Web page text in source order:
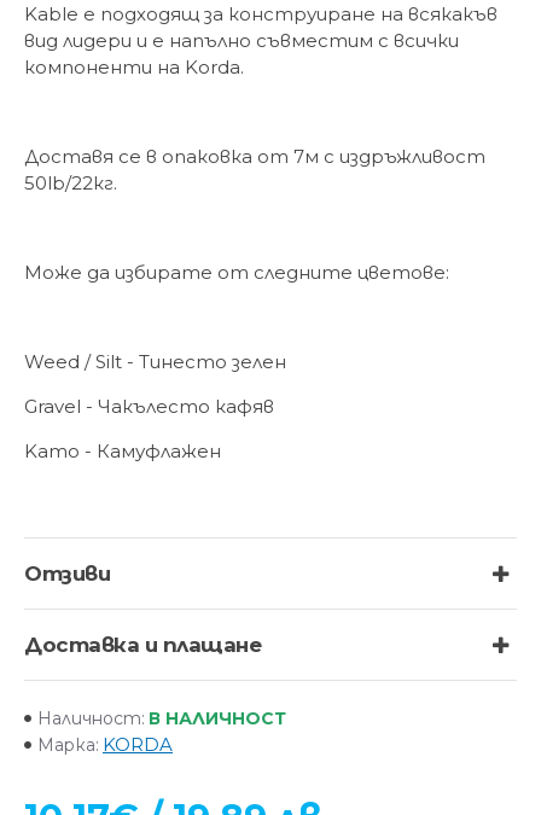
Kable е подходящ за конструиране на всякакъв
вид лидери и е напълно съвместим с всички
компоненти на Korda.
Доставя се в опаковка от 7м с издръжливост
50lb/22кг.
Може да избирате от следните цветове:
Weed / Silt - Тинесто зелен
Gravel - Чакълесто кафяв
Kamo - Камуфлажен
Отзиви
Доставка и плащане
Наличност: В НАЛИЧНОСТ
Марка: KORDA